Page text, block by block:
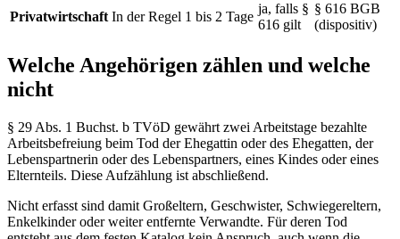
Privatwirtschaft In der Regel 1 bis 2 Tage
ja, falls §
616 gilt
§ 616 BGB
(dispositiv)
Welche Angehörigen zählen und welche
nicht
§ 29 Abs. 1 Buchst. b TVöD gewährt zwei Arbeitstage bezahlte
Arbeitsbefreiung beim Tod der Ehegattin oder des Ehegatten, der
Lebenspartnerin oder des Lebenspartners, eines Kindes oder eines
Elternteils. Diese Aufzählung ist abschließend.
Nicht erfasst sind damit Großeltern, Geschwister, Schwiegereltern,
Enkelkinder oder weiter entfernte Verwandte. Für deren Tod